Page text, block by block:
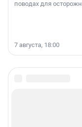
поводах для
7 августа, 18:00